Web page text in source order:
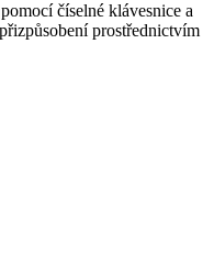
číselné klávesnice a
prostřednictvím